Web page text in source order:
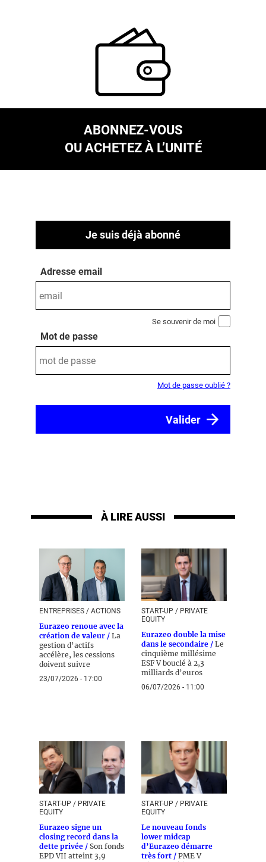
ABONNEZ-VOUS
OU ACHETEZ À L’UNITÉ
Je suis déjà abonné
Adresse email
Se souvenir de moi
Mot de passe
Mot de passe oublié ?
À LIRE AUSSI
ENTREPRISES / ACTIONS
Eurazeo renoue avec la
création de valeur / La
gestion d’actifs
accélère, les cessions
doivent suivre
23/07/2026 - 17:00
START-UP / PRIVATE
EQUITY
Eurazeo double la mise
dans le secondaire / Le
cinquième millésime
ESF V bouclé à 2,3
milliards d’euros
06/07/2026 - 11:00
START-UP / PRIVATE
EQUITY
Eurazeo signe un
closing record dans la
dette privée / Son fonds
EPD VII atteint 3,9
START-UP / PRIVATE
EQUITY
Le nouveau fonds
lower midcap
d’Eurazeo démarre
très fort / PME V